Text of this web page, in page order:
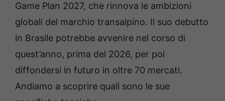
Game Plan 2027, che rinnova le ambizioni
globali del marchio transalpino. Il suo debutto
in Brasile potrebbe avvenire nel corso di
quest’anno, prima del 2026, per poi
diffondersi in futuro in oltre 70 mercati.
Andiamo a scoprire quali sono le sue